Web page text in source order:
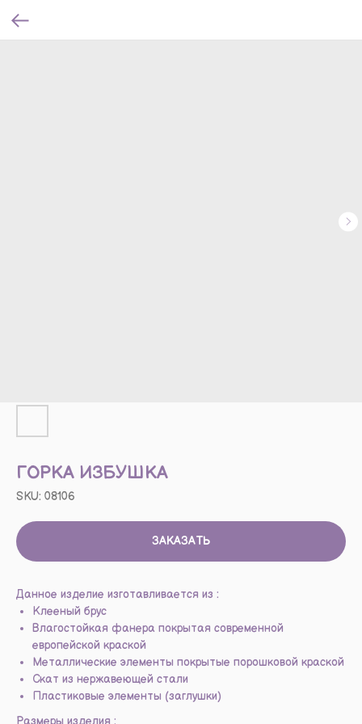
ГОРКА ИЗБУШКА
SKU: 08106
ЗАКАЗАТЬ
Данное изделие изготавливается из :
Клееный брус
Влагостойкая фанера покрытая современной
европейской краской
Металлические элементы покрытые порошковой краской
Скат из нержавеющей стали
Пластиковые элементы (заглушки)
Размеры изделия :